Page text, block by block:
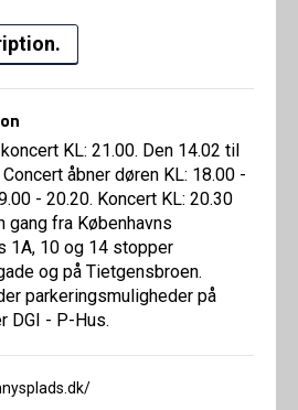
KL: 21.00. Den 14.02 til
åbner døren KL: 18.00 -
- 20.20. Koncert KL: 20.30
gang fra Københavns
1A, 10 og 14 stopper
og på Tietgensbroen.
parkeringsmuligheder på
DGI - P-Hus.